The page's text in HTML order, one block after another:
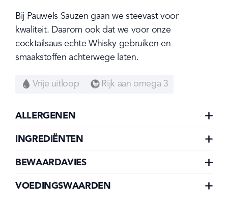
Bij Pauwels Sauzen gaan we steevast voor
kwaliteit. Daarom ook dat we voor onze
cocktailsaus echte Whisky gebruiken en
smaakstoffen achterwege laten.
Vrije uitloop Rijk aan omega 3
ALLERGENEN
INGREDIËNTEN
BEWAARDAVIES
VOEDINGSWAARDEN